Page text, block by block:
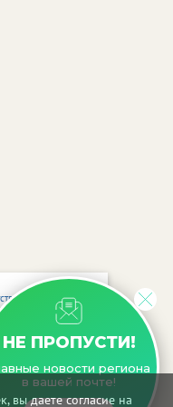
вы даете согласие на
НЕ ПРОПУСТИ!
новости региона
в вашей почте!
vRossii.ru
vRossii.ru
40,
предназначенную